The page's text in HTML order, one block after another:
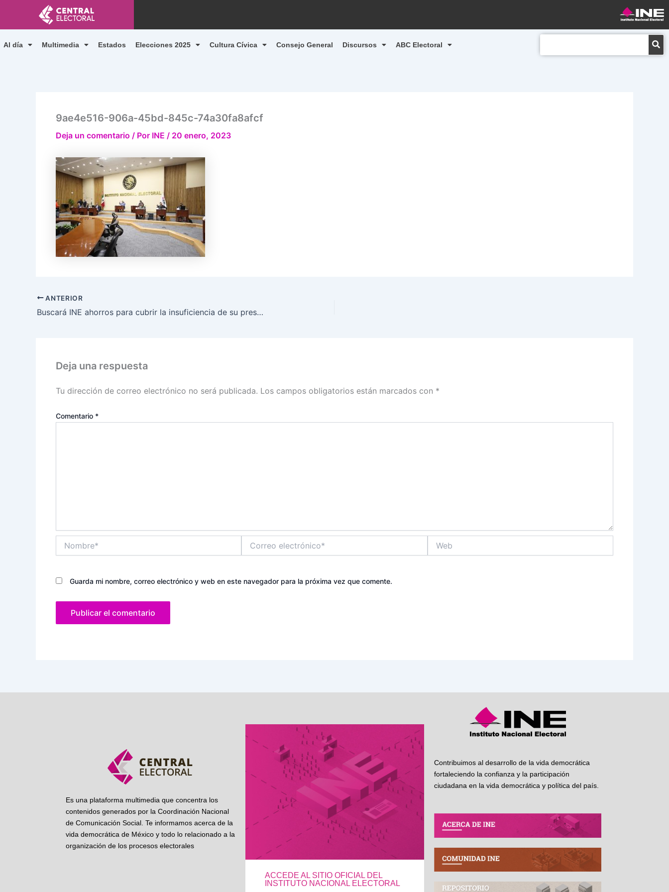
contenido
Al día Multimedia Estados Elecciones 2025 Cultura Cívica Consejo General Discursos ABC Electoral
9ae4e516-906a-45bd-845c-74a30fa8afcf
Deja un comentario / Por INE / 20 enero, 2023
ANTERIOR
Buscará INE ahorros para cubrir la insuficiencia de su presupuesto y cumplir con actividades sustantivas
Deja una respuesta
Tu dirección de correo electrónico no será publicada. Los campos obligatorios están marcados con *
Comentario *
electrónico*
Guarda mi nombre, correo electrónico y web en este navegador para la próxima vez que comente.
Es una plataforma multimedia que concentra los
contenidos generados por la Coordinación Nacional
de Comunicación Social. Te informamos acerca de la
vida democrática de México y todo lo relacionado a la
organización de los procesos electorales
ACCEDE AL SITIO OFICIAL DEL
INSTITUTO NACIONAL ELECTORAL
Contribuimos al desarrollo de la vida democrática
fortaleciendo la confianza y la participación
ciudadana en la vida democrática y política del país.